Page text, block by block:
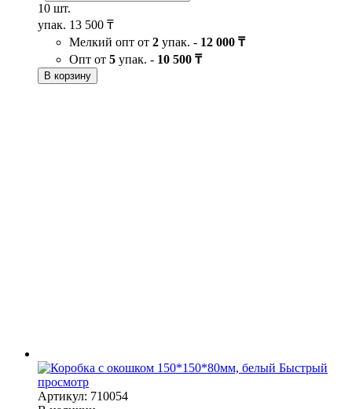
10 шт.
упак. 13 500 ₸
Мелкий опт от 2 упак. - 12 000 ₸
Опт от 5 упак. - 10 500 ₸
В корзину
Быстрый
просмотр
Артикул: 710054